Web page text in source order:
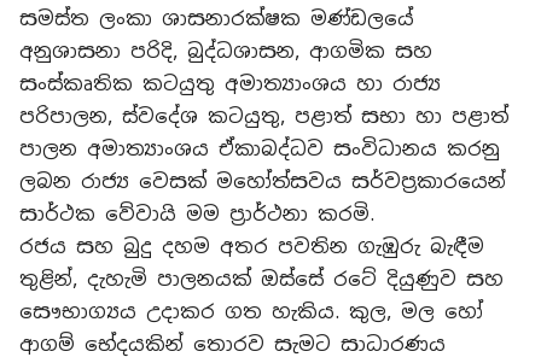
සමස්ත ලංකා ශාසනාරක්ෂක මණ්ඩලයේ
අනුශාසනා පරිදි, බුද්ධශාසන, ආගමික සහ
සංස්කෘතික කටයුතු අමාත්‍යාංශය හා රාජ්‍ය
පරිපාලන, ස්වදේශ කටයුතු, පළාත් සභා හා පළාත්
පාලන අමාත්‍යාංශය ඒකාබද්ධව සංවිධානය කරනු
ලබන රාජ්‍ය වෙසක් මහෝත්සවය සර්වප්‍රකාරයෙන්
සාර්ථක වේවායි මම ප්‍රාර්ථනා කරමි.
​රජය සහ බුදු දහම අතර පවතින ගැඹුරු බැඳීම
තුළින්, දැහැමි පාලනයක් ඔස්සේ රටේ දියුණුව සහ
සෞභාග්‍යය උදාකර ගත හැකිය. කුල, මල හෝ
ආගම් භේදයකින් තොරව සැමට සාධාරණය